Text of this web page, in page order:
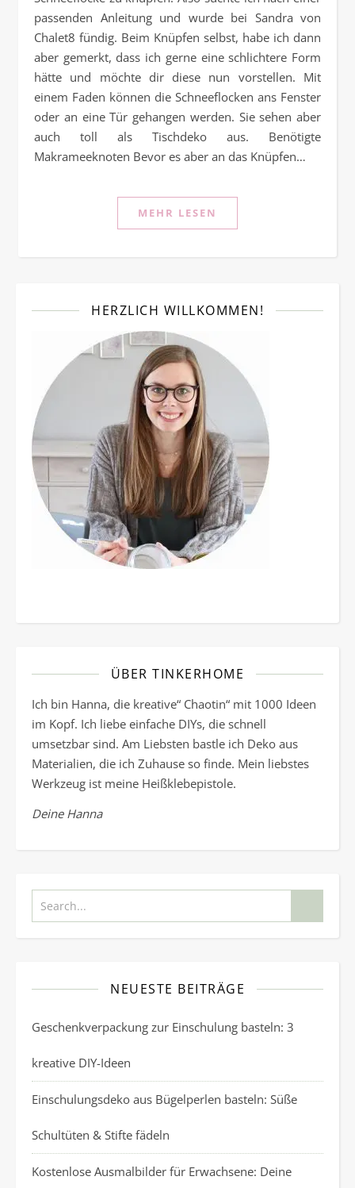
passenden Anleitung und wurde bei Sandra von
Chalet8 fündig. Beim Knüpfen selbst, habe ich dann
aber gemerkt, dass ich gerne eine schlichtere Form
hätte und möchte dir diese nun vorstellen. Mit
einem Faden können die Schneeflocken ans Fenster
oder an eine Tür gehangen werden. Sie sehen aber
auch toll als Tischdeko aus. Benötigte
Makrameeknoten Bevor es aber an das Knüpfen…
MEHR LESEN
HERZLICH WILLKOMMEN!
ÜBER TINKERHOME
Ich bin Hanna, die kreative“ Chaotin“ mit 1000 Ideen
im Kopf. Ich liebe einfache DIYs, die schnell
umsetzbar sind. Am Liebsten bastle ich Deko aus
Materialien, die ich Zuhause so finde. Mein liebstes
Werkzeug ist meine Heißklebepistole.
Deine Hanna
NEUESTE BEITRÄGE
Geschenkverpackung zur Einschulung basteln: 3
kreative DIY-Ideen
Einschulungsdeko aus Bügelperlen basteln: Süße
Schultüten & Stifte fädeln
Kostenlose Ausmalbilder für Erwachsene: Deine